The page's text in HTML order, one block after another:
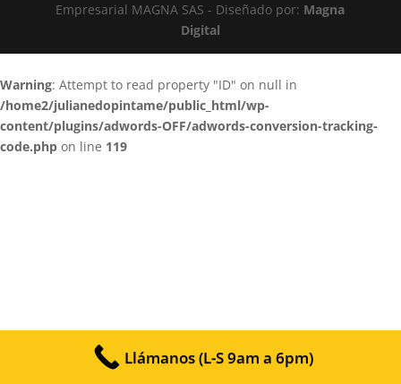
Empresarial MAGNA SAS - Diseñado por: Magna
Digital
Warning: Attempt to read property "ID" on null in
/home2/julianedopintame/public_html/wp-
content/plugins/adwords-OFF/adwords-conversion-tracking-
code.php on line 119
Llámanos (L-S 9am a 6pm)